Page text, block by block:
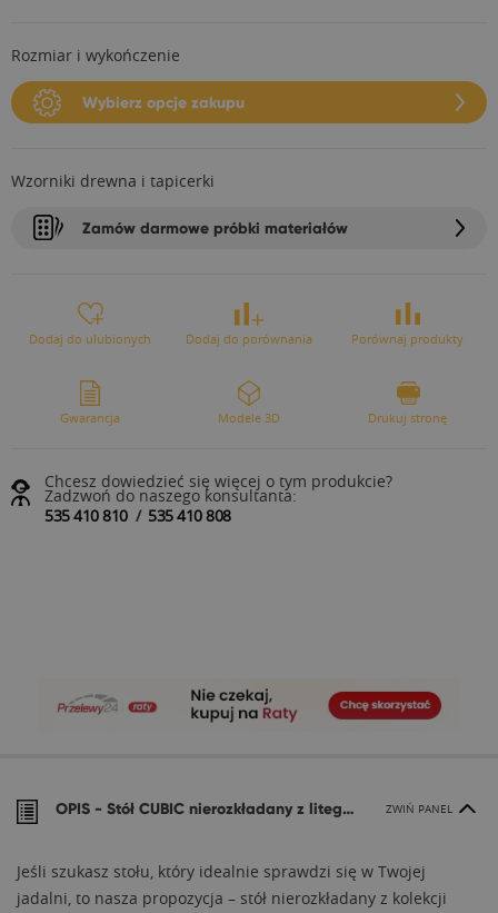
Rozmiar i wykończenie
Wybierz opcje zakupu
Wzorniki drewna i tapicerki
Zamów darmowe próbki materiałów
Dodaj do ulubionych Dodaj do porównania Porównaj produkty
Gwarancja Modele 3D Drukuj stronę
Chcesz dowiedzieć się więcej o tym produkcie?
Zadzwoń do naszego konsultanta:
535 410 810/ 535 410 808
OPIS - Stół CUBIC nierozkładany z litego drewna ZWIŃ PANEL
Jeśli szukasz stołu, który idealnie sprawdzi się w Twojej
jadalni, to nasza propozycja – stół nierozkładany z kolekcji